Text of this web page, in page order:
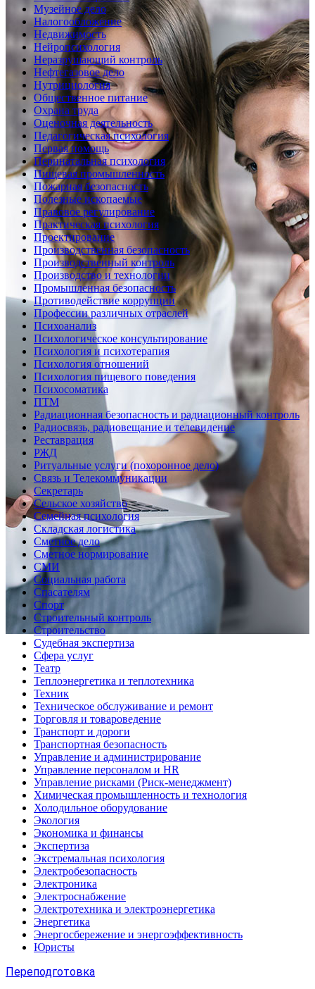
Музейное дело
Налогообложение
Недвижимость
Нейропсихология
Неразрушающий контроль
Нефтегазовое дело
Нутрициология
Общественное питание
Охрана труда
Оценочная деятельность
Педагогическая психология
Первая помощь
Перинатальная психология
Пищевая промышленность
Пожарная безопасность
Полезные ископаемые
Правовое регулирование
Практическая психология
Проектирование
Производственная безопасность
Производственный контроль
Производство и технологии
Промышленная безопасность
Противодействие коррупции
Профессии различных отраслей
Психоанализ
Психологическое консультирование
Психология и психотерапия
Психология отношений
Психология пищевого поведения
Психосоматика
ПТМ
Радиационная безопасность и радиационный контроль
Радиосвязь, радиовещание и телевидение
Реставрация
РЖД
Ритуальные услуги (похоронное дело)
Связь и Телекоммуникации
Секретарь
Сельское хозяйство
Семейная психология
Складская логистика
Сметное дело
Сметное нормирование
СМИ
Социальная работа
Спасателям
Спорт
Строительный контроль
Строительство
Судебная экспертиза
Сфера услуг
Театр
Теплоэнергетика и теплотехника
Техник
Техническое обслуживание и ремонт
Торговля и товароведение
Транспорт и дороги
Транспортная безопасность
Управление и администрирование
Управление персоналом и HR
Управление рисками (Риск-менеджмент)
Химическая промышленность и технология
Холодильное оборудование
Экология
Экономика и финансы
Экспертиза
Экстремальная психология
Электробезопасность
Электроника
Электроснабжение
Электротехника и электроэнергетика
Энергетика
Энергосбережение и энергоэффективность
Юристы
Переподготовка